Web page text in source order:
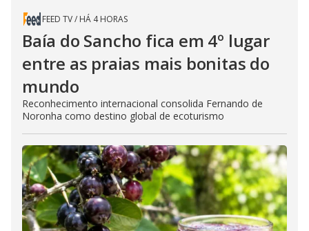
FEED TV/ HÁ 4 HORAS
Baía do Sancho fica em 4º lugar
entre as praias mais bonitas do
mundo
Reconhecimento internacional consolida Fernando de
Noronha como destino global de ecoturismo